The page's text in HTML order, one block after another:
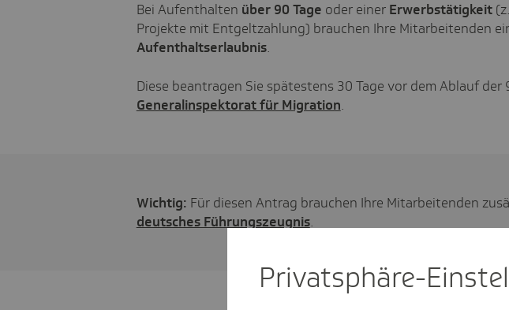
Bei Aufenthalten über 90 Tage oder einer Erwerbstätigkeit
Projekte mit Entgeltzahlung) brauchen Ihre Mitarbeitenden
Aufenthaltserlaubnis.
Diese beantragen Sie spätestens 30 Tage vor dem Ablauf der
Generalinspektorat für Migration.
Wichtig: Für diesen Antrag brauchen Ihre Mitarbeitenden
deutsches Führungszeugnis.
Privat­sphäre-